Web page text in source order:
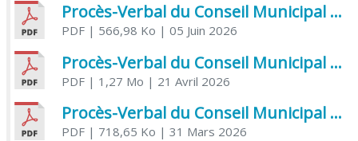
Procès-Verbal du Conseil Municipal du 5 juin 2026
PDF| 566,98 Ko | 05 Juin 2026
Procès-Verbal du Conseil Municipal du 21 avril 2026
PDF| 1,27 Mo | 21 Avril 2026
Procès-Verbal du Conseil Municipal du 31 mars 2026
PDF| 718,65 Ko | 31 Mars 2026